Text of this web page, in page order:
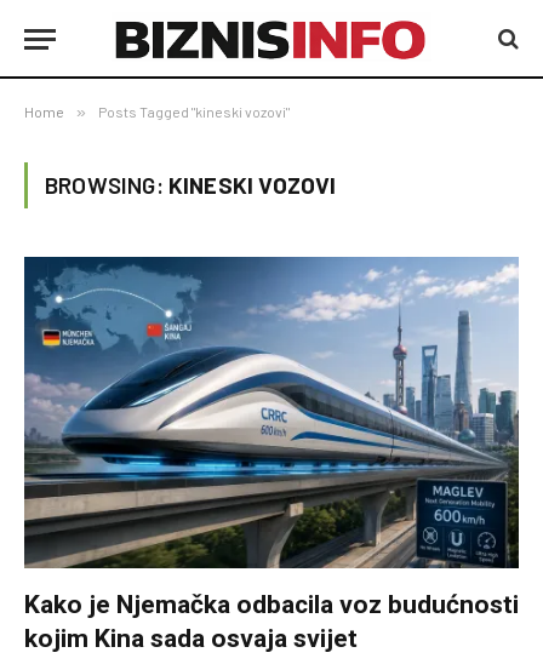
Home » Posts Tagged "kineski vozovi"
BROWSING: KINESKI VOZOVI
Kako je Njemačka odbacila voz budućnosti
kojim Kina sada osvaja svijet